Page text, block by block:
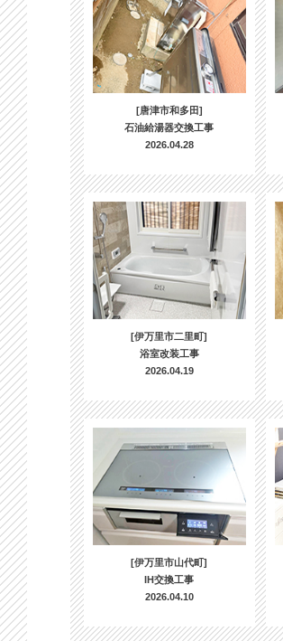
[唐津市和多田]
石油給湯器交換工事
2026.04.28
[伊万里市二里町]
浴室改装工事
2026.04.19
[伊万里市山代町]
IH交換工事
2026.04.10